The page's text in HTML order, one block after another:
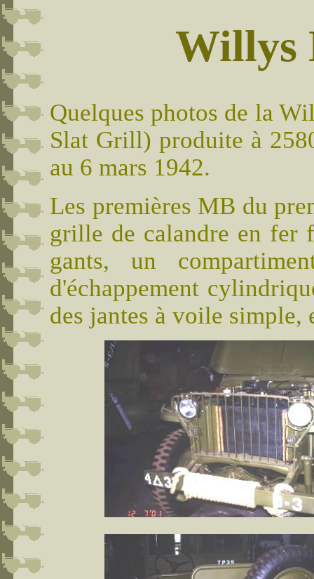
Willys
Quelques photos de la
Slat Grill) produite à
au 6 mars 1942.
Les premières MB du
grille de calandre en fer
gants, un
d'échappement
des jantes à voile simple,